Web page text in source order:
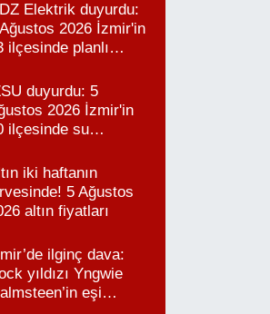
Elektrik duyurdu:
2026 İzmir'in
ilçesinde planlı
duyurdu: 5
2026 İzmir'in
ilçesinde su
iki haftanın
5 Ağustos
altın fiyatları
ilginç dava:
yıldızı Yngwie
eşi